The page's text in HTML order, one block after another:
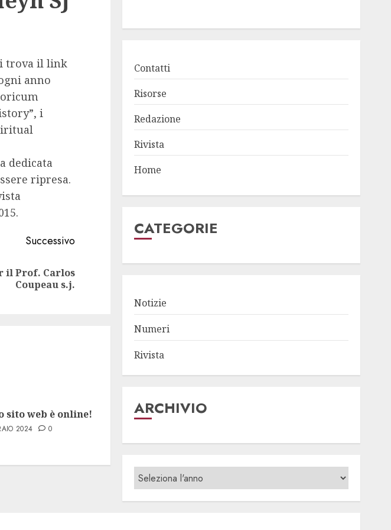
trova il link
anno
i
dedicata
ripresa.
Successivo
il Prof. Carlos
Coupeau s.j.
sito web è online!
2024 0
Contatti
Risorse
Redazione
Rivista
Home
CATEGORIE
Notizie
Numeri
Rivista
ARCHIVIO